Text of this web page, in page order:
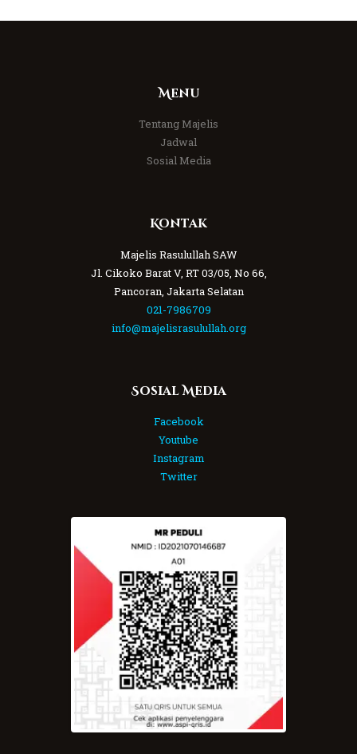
Menu
Tentang Majelis
Jadwal
Sosial Media
Kontak
Majelis Rasulullah SAW
Jl. Cikoko Barat V, RT 03/05, No 66,
Pancoran, Jakarta Selatan
021-7986709
info@majelisrasulullah.org
Sosial Media
Facebook
Youtube
Instagram
Twitter